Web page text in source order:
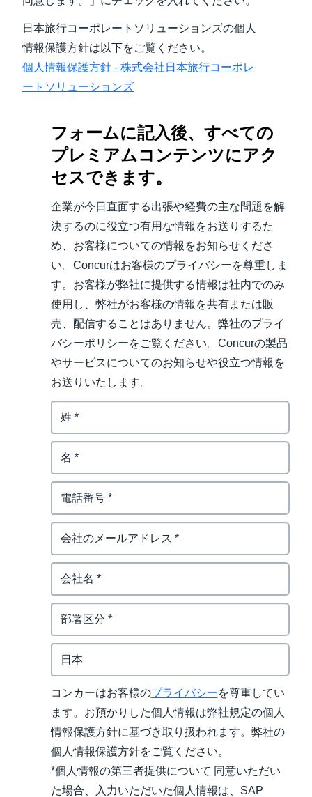
日本旅行コーポレートソリューションズの個人
情報保護方針は以下をご覧ください。
個人情報保護方針 - 株式会社日本旅行コーポレ
ートソリューションズ
フォームに記入後、すべての
プレミアムコンテンツにアク
セスできます。
企業が今日直面する出張や経費の主な問題を解
決するのに役立つ有用な情報をお送りするた
め、お客様についての情報をお知らせくださ
い。Concurはお客様のプライバシーを尊重しま
す。お客様が弊社に提供する情報は社内でのみ
使用し、弊社がお客様の情報を共有または販
売、配信することはありません。弊社のプライ
バシーポリシーをご覧ください。Concurの製品
やサービスについてのお知らせや役立つ情報を
お送りいたします。
コンカーはお客様のプライバシーを尊重してい
ます。お預かりした個人情報は弊社規定の個人
情報保護方針に基づき取り扱われます。弊社の
個人情報保護方針をご覧ください。
*個人情報の第三者提供について 同意いただい
た場合、入力いただいた個人情報は、SAP